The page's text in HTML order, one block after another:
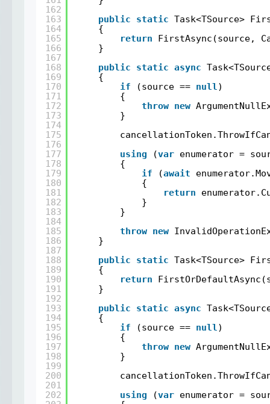
162
163
164
165
166
167
168
169
170
171
172
173
174
175
176
177
178
179
180
181
182
183
184
185
186
187
188
189
190
191
192
193
194
195
196
197
198
199
200
201
202
public
static Task<TSource>
{
return
FirstAsync(source,
}
public
static async
{
if
(source == null )
{
throw
new
}
using
(var
enumerator =
{
if
(await
{
return
}
}
throw
new
}
public
static Task<TSource>
{
return
}
public
static async
{
if
(source == null )
{
throw
new
}
using
(var
enumerator =